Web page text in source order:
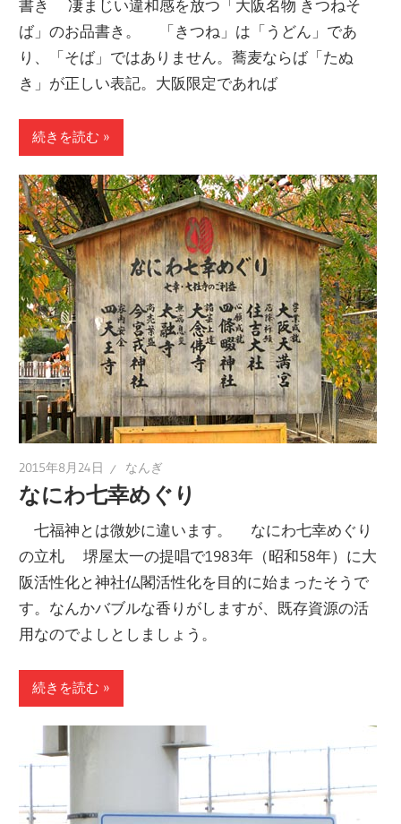
書き 凄まじい違和感を放つ「大阪名物 きつねそ
ば」のお品書き。 「きつね」は「うどん」であ
り、「そば」ではありません。蕎麦ならば「たぬ
き」が正しい表記。大阪限定であれば
続きを読む
2015年8月24日 なんぎ
なにわ七幸めぐり
七福神とは微妙に違います。 なにわ七幸めぐり
の立札 堺屋太一の提唱で1983年（昭和58年）に大
阪活性化と神社仏閣活性化を目的に始まったそうで
す。なんかバブルな香りがしますが、既存資源の活
用なのでよしとしましょう。
続きを読む